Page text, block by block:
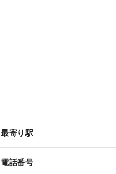
最寄り駅
電話番号